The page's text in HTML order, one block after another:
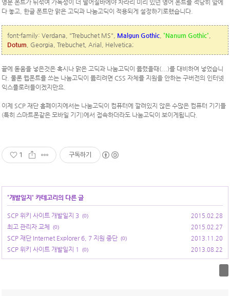
영문 폰트가 뒤섞여 가독성이 더 떨어질바에야 차라리 미리 있던 영어 폰트를 적당히 앞에
다 놓고, 한글 폰트만 맑은 고딕과 나눔고딕이 적용되게 설정하기로했습니다.
font-family: Verdana, "Trebuchet MS", Malgun Gothic 'Nanum Gothic'
Dotum , Georgia, Trebuchet, Arial, Helvetica;
끝에 돋움을 넣은것은 혹시나 맑은 고딕과 나눔고딕이 뚫렸을때(...)를 대비하여 넣었습니
다. 물론 웹폰트를 쓰는 나눔고딕이 뚫리려면 CSS 자체를 지원을 안하는 구버전의 인터넷
익스플로러들이겠지만요.
이제 SCP 재단 홈페이지에서는 나눔고딕이 컴퓨터에 깔려있지 않은 수많은 컴퓨터 기기들
(특히 스마트폰같은 모바일 기기)에서 접속하더라도 나눔고딕이 보이게됩니다.
1 구독하기
'개발일지 ' 카테고리의 다른 글
SCP 위키 사이트 개발일지 3 (0) 2015.02.28
최고 관리자 교체 (0) 2015.02.27
SCP 재단 Internet Explorer 6, 7 지원 중단 (0) 2013.11.20
SCP 위키 사이트 개발일지 1 (0) 2013.08.22